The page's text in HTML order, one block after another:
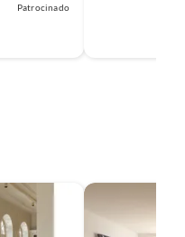
Patrocinado